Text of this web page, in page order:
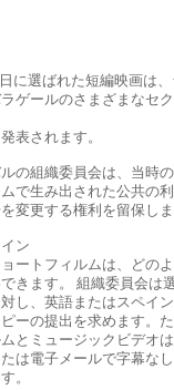
に選ばれた短編映画は
ゲールのさまざまなセ
表されます。
の組織委員会は、当時
で生み出された公共の
変更する権利を留保しま
ン
ートフィルムは、どの
きます。 組織委員会は
対し、英語またはスペイ
ーの提出を求めます。
とミュージックビデオ
たは電子メールで字幕な
。